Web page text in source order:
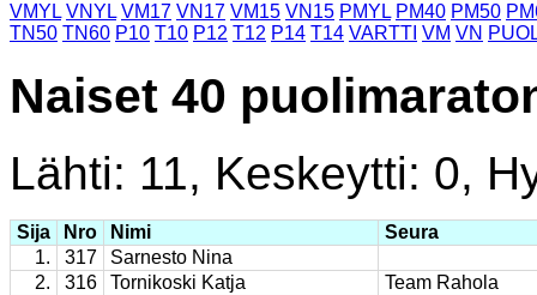
VMYL VNYL VM17 VN17 VM15 VN15 PMYL PM40 PM50
TN50 TN60 P10 T10 P12 T12 P14 T14 VARTTI VM VN
Naiset 40
Lähti: 11, Keskeytti: 0,
Sija Nro Nimi
Seura
1.
317
Sarnesto Nina
2.
316 Tornikoski Katja
Team Rahola